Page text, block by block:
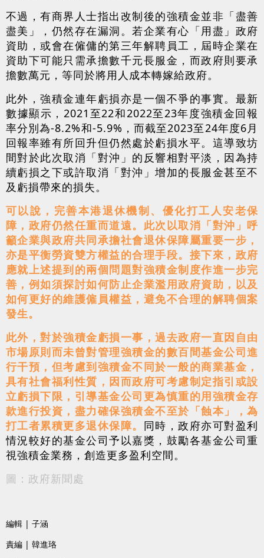
不過，有商界人士指出改制後的強積金並非「盡善
盡美」，仍然存在漏洞。若企業有心「用盡」政府
資助，或會在僱傭的第三年解聘員工，屆時企業在
資助下可能只需承擔數千元長服金，而政府則要承
擔數萬元，等同於將用人成本轉嫁給政府。
此外，強積金連年虧損亦是一個不爭的事實。最新
數據顯示，2021至22和2022至23年度強積金回報
率分別為-8.2%和-5.9%，而截至2023至24年度6月
回報率雖有所回升但仍然處於虧損水平。這導致坊
間對於此次取消「對沖」的反響相對平淡，因為持
續虧損之下或許取消「對沖」增加的長服金甚至不
及虧損帶來的損失。
可以說，完善本港退休機制、優化打工人安老保
障，政府仍然任重而道遠。此次以取消「對沖」呼
籲企業與政府共同承擔社會退休保障屬重要一步，
亦是平衡勞資雙方權益的合理手段。 接下來，政府
應就上述提到的兩個問題對強積金制度作進一步完
善，例如須探討如何防止企業濫用政府資助，以及
如何更好的維護僱員權益，避免不合理的解聘個案
發生。
此外，對於強積金虧損一事，過去政府一直因自由
市場原則而未曾對管理強積金的數百間基金公司進
行干預，但考慮到強積金不同於一般的商業基金，
具有社會福利性質，因而政府可考慮制定指引或設
立虧損下限，引導基金公司更為慎重的用強積金存
款進行投資，盡力確保強積金不至於「蝕本」，為
打工者累積更多退休保障。 同時，政府亦可對盈利
情況較好的基金公司予以嘉獎，鼓勵各基金公司重
視強積金業務，創造更多盈利空間。
圖：政府新聞處
編輯 | 子涵
責編 | 韓進珞